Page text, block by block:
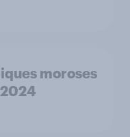
moroses